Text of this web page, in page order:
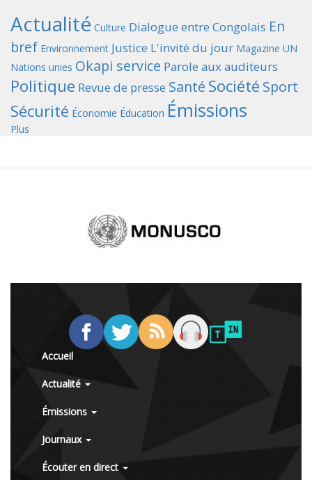
Actualité Culture Dialogue entre Congolais En
bref Environnement Justice L'invité du jour Magazine UN
Nations unies Okapi service Parole aux auditeurs
Politique Revue de presse Santé Société Sport
Sécurité Économie Éducation Émissions
Plus
Accueil
Actualité
Émissions
Journaux
Écouter en direct